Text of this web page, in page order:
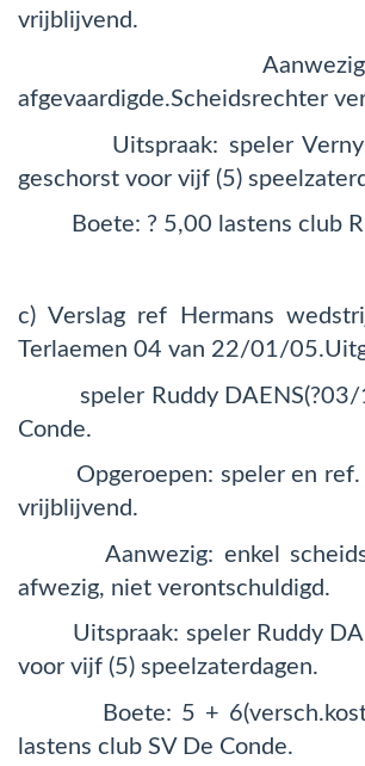
vrijblijvend.
Aanwezig:
afgevaardigde.Scheidsrechter
Uitspraak: speler Verny
geschorst voor vijf (5)
Boete: ? 5,00 lastens club
c) Verslag ref Hermans
Terlaemen 04 van 22/01/
speler Ruddy DAENS(?03/
Conde.
Opgeroepen: speler en ref.
vrijblijvend.
Aanwezig: enkel
afwezig, niet verontschuldigd.
Uitspraak: speler Ruddy
voor vijf (5) speelzaterdagen.
Boete: 5 +
lastens club SV De Conde.